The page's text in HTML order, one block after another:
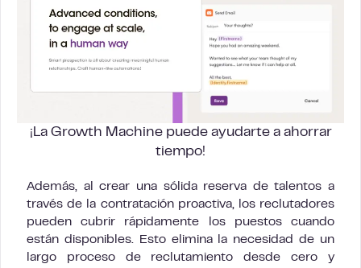
¡La Growth Machine puede ayudarte a ahorrar
tiempo!
Además, al crear una sólida reserva de talentos a
través de la contratación proactiva, los reclutadores
pueden cubrir rápidamente los puestos cuando
están disponibles. Esto elimina la necesidad de un
largo proceso de reclutamiento desde cero y